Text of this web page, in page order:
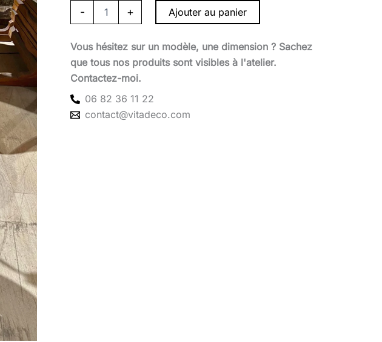
- + Ajouter au panier
Vous hésitez sur un modèle, une dimension ? Sachez
que tous nos produits sont visibles à l'atelier.
Contactez-moi.
06 82 36 11 22
contact@vitadeco.com